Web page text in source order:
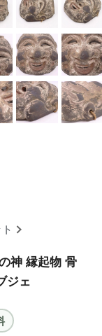
神 縁起物 骨
ジェ